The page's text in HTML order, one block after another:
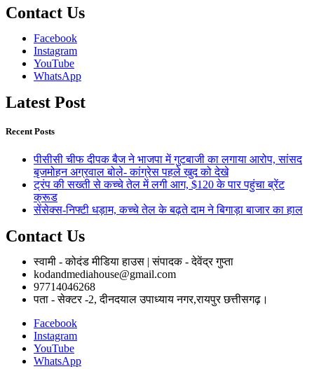
Contact Us
Facebook
Instagram
YouTube
WhatsApp
Latest Post
Recent Posts
पीसीसी चीफ दीपक बैज ने भाजपा में गुटबाजी का लगाया आरोप, सांसद
बृजमोहन अग्रवाल बोले- कांग्रेस पहले खुद को देखे
ट्रंप की सख्ती से कच्चे तेल में लगी आग, $120 के पार पहुंचा ब्रेंट
क्रूड
सेंसेक्स-निफ्टी धड़ाम, कच्चे तेल के बढ़ते दाम ने बिगाड़ा बाजार का हाल
Contact Us
स्वामी - कोदंड मीडिया हाउस | संपादक - देवेंद्र गुप्ता
kodandmediahouse@gmail.com
97714046268
पता - सेक्टर -2, दीनदयाल उपाध्याय नगर,रायपुर छत्तीसगढ़।
Facebook
Instagram
YouTube
WhatsApp